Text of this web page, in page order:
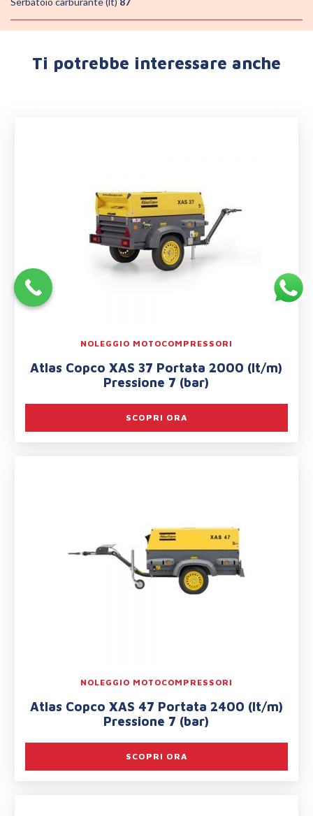
Ti potrebbe interessare anche
NOLEGGIO MOTOCOMPRESSORI
Atlas Copco XAS 37 Portata 2000 (lt/m)
Pressione 7 (bar)
SCOPRI ORA
NOLEGGIO MOTOCOMPRESSORI
Atlas Copco XAS 47 Portata 2400 (lt/m)
Pressione 7 (bar)
SCOPRI ORA